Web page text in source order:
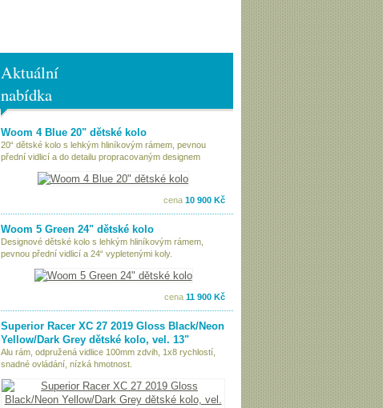
Aktuální
nabídka
Woom 4 Blue 20" dětské kolo
20“ dětské kolo s lehkým hliníkovým rámem, pevnou
přední vidlicí a do detailu propracovaným designem
cena 10 900 Kč
Woom 5 Green 24" dětské kolo
Designové dětské kolo s lehkým hliníkovým rámem,
pevnou přední vidlicí a 24“ vypletenými koly.
cena 11 900 Kč
Superior Racer XC 27 2019 Gloss Black/Neon
Yellow/Dark Grey dětské kolo, vel. 13"
Alu rám, odpružená vidlice 100mm zdvih, 1x8 rychlostí,
snadné ovládání, nízká hmotnost.